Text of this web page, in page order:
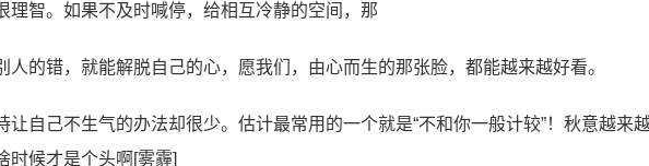
理智。如果不及时喊停，给相互冷静的空间，那
的错，就能解脱自己的心，愿我们，由心而生的那张脸，都能越来越好看。
自己不生气的办法却很少。估计最常用的一个就是“不和你一般计较”！秋意越来越
时候才是个头啊[雾霾]